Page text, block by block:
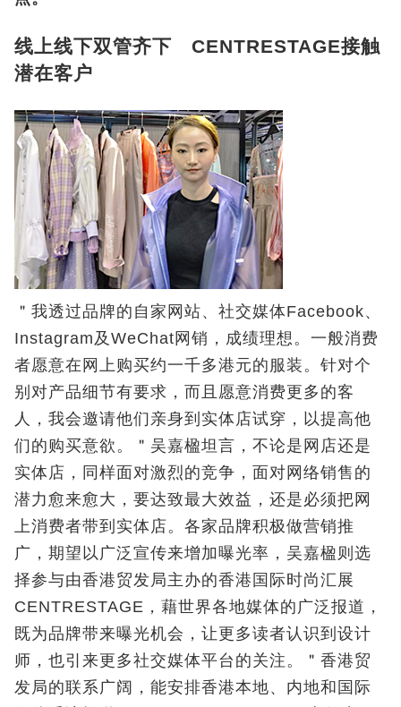
线上线下双管齐下 CENTRESTAGE接触
潜在客户
＂我透过品牌的自家网站、社交媒体Facebook、
Instagram及WeChat网销，成绩理想。一般消费
者愿意在网上购买约一千多港元的服装。针对个
别对产品细节有要求，而且愿意消费更多的客
人，我会邀请他们亲身到实体店试穿，以提高他
们的购买意欲。＂吴嘉楹坦言，不论是网店还是
实体店，同样面对激烈的竞争，面对网络销售的
潜力愈来愈大，要达致最大效益，还是必须把网
上消费者带到实体店。各家品牌积极做营销推
广，期望以广泛宣传来增加曝光率，吴嘉楹则选
择参与由香港贸发局主办的香港国际时尚汇展
CENTRESTAGE，藉世界各地媒体的广泛报道，
既为品牌带来曝光机会，让更多读者认识到设计
师，也引来更多社交媒体平台的关注。＂香港贸
发局的联系广阔，能安排香港本地、内地和国际